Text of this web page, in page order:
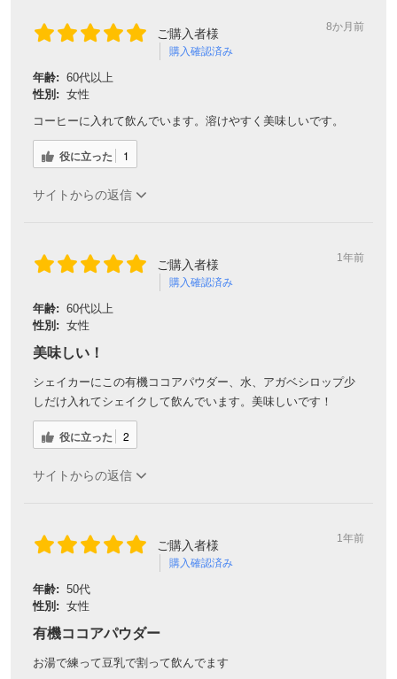
ご購入者様
購入確認済み
8か月前
年齢: 60代以上
性別: 女性
コーヒーに入れて飲んでいます。溶けやすく美味しいです。
役に立った 1
サイトからの返信
ご購入者様
購入確認済み
1年前
年齢: 60代以上
性別: 女性
美味しい！
シェイカーにこの有機ココアパウダー、水、アガベシロップ少
しだけ入れてシェイクして飲んでいます。美味しいです！
役に立った 2
サイトからの返信
ご購入者様
購入確認済み
1年前
年齢: 50代
性別: 女性
有機ココアパウダー
お湯で練って豆乳で割って飲んでます